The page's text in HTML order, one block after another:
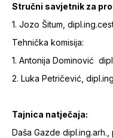
Stručni savjetnik za
1. Jozo Šitum,
Tehnička komisija:
1. Antonija Dominović
2. Luka Petričević,
Tajnica natječaja:
Daša Gazde